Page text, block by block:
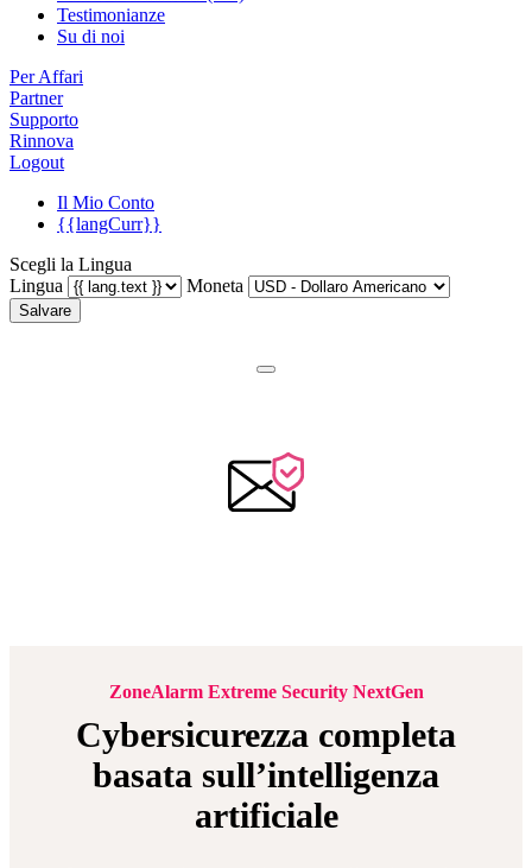
Testimonianze
Su di noi
Per Affari
Partner
Supporto
Rinnova
Logout
Il Mio Conto
{{langCurr}}
Scegli la Lingua
Lingua
Moneta
Salvare
ZoneAlarm Extreme Security NextGen
Cybersicurezza completa
basata sull’intelligenza
artificiale